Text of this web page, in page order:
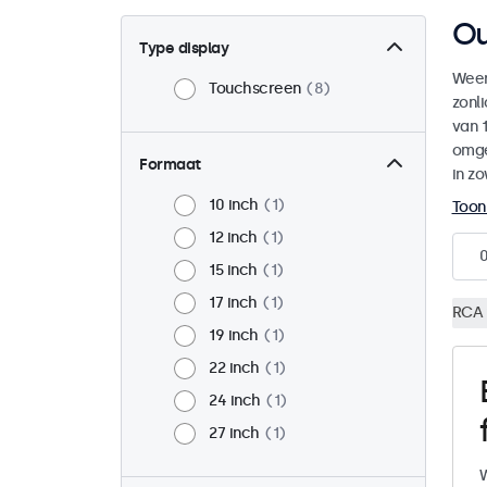
Type display
Touchscreen 8
Formaat
10 inch
1
12 inch
1
15 inch
1
17 inch
1
19 inch
1
22 inch
1
24 inch
1
27 inch
1
van
in
0